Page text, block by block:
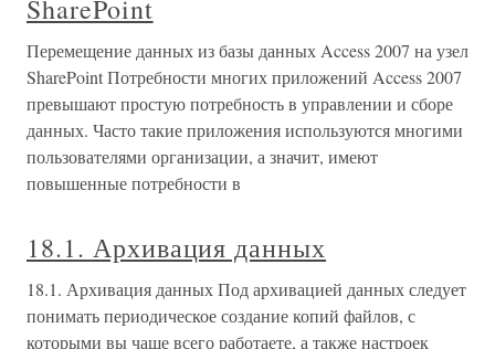
SharePoint
Перемещение данных из базы данных Access 2007 на узел
SharePoint Потребности многих приложений Access 2007
превышают простую потребность в управлении и сборе
данных. Часто такие приложения используются многими
пользователями организации, а значит, имеют
повышенные потребности в
18.1. Архивация данных
18.1. Архивация данных Под архивацией данных следует
понимать периодическое создание копий файлов, с
которыми вы чаще всего работаете, а также настроек